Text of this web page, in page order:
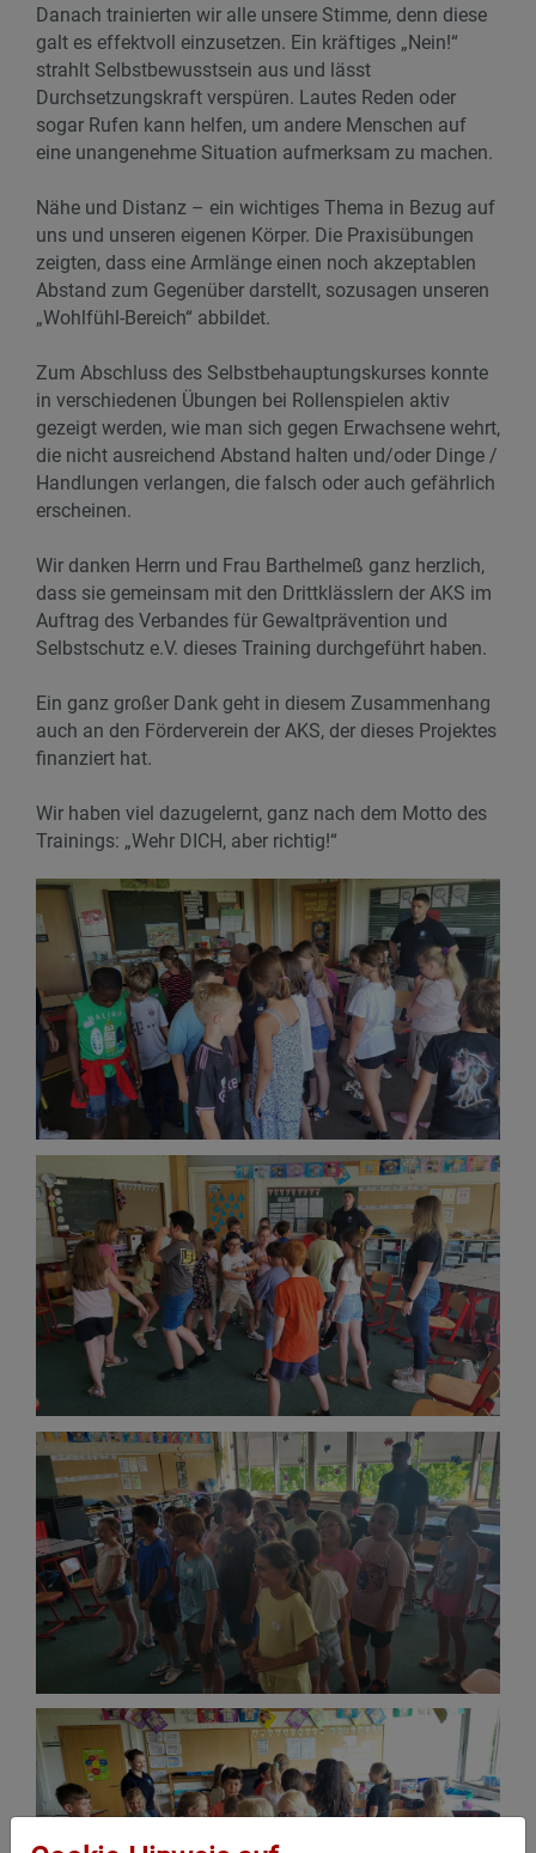
Danach trainierten wir alle unsere Stimme, denn diese
galt es effektvoll einzusetzen. Ein kräftiges „Nein!“
strahlt Selbstbewusstsein aus und lässt
Durchsetzungskraft verspüren. Lautes Reden oder
sogar Rufen kann helfen, um andere Menschen auf
eine unangenehme Situation aufmerksam zu machen.
Nähe und Distanz – ein wichtiges Thema in Bezug auf
uns und unseren eigenen Körper. Die Praxisübungen
zeigten, dass eine Armlänge einen noch akzeptablen
Abstand zum Gegenüber darstellt, sozusagen unseren
„Wohlfühl-Bereich“ abbildet.
Zum Abschluss des Selbstbehauptungskurses konnte
in verschiedenen Übungen bei Rollenspielen aktiv
gezeigt werden, wie man sich gegen Erwachsene wehrt,
die nicht ausreichend Abstand halten und/oder Dinge /
Handlungen verlangen, die falsch oder auch gefährlich
erscheinen.
Wir danken Herrn und Frau Barthelmeß ganz herzlich,
dass sie gemeinsam mit den Drittklässlern der AKS im
Auftrag des Verbandes für Gewaltprävention und
Selbstschutz e.V. dieses Training durchgeführt haben.
Ein ganz großer Dank geht in diesem Zusammenhang
auch an den Förderverein der AKS, der dieses Projektes
finanziert hat.
Wir haben viel dazugelernt, ganz nach dem Motto des
Trainings: „Wehr DICH, aber richtig!“